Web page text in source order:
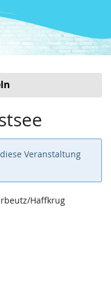
Veranstaltung
Haffkrug